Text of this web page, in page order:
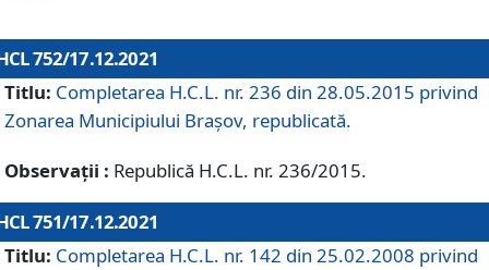
752/17.12.2021
Titlu: Completarea H.C.L. nr. 236 din 28.05.2015 privind
Zonarea Municipiului Braşov, republicată.
Observații : Republică H.C.L. nr. 236/2015.
751/17.12.2021
Titlu: Completarea H.C.L. nr. 142 din 25.02.2008 privind